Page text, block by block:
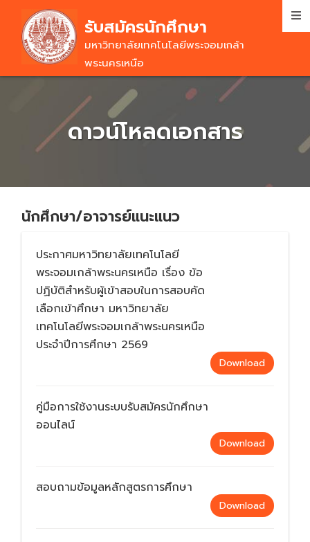
main
content
รับสมัครนักศึกษา
มหาวิทยาลัยเทคโนโลยีพระจอมเกล้า
พระนครเหนือ
ดาวน์โหลดเอกสาร
นักศึกษา/อาจารย์แนะแนว
ประกาศมหาวิทยาลัยเทคโนโลยี
พระจอมเกล้าพระนครเหนือ เรื่อง ข้อ
ปฏิบัติสำหรับผู้เข้าสอบในการสอบคัด
เลือกเข้าศึกษา มหาวิทยาลัย
เทคโนโลยีพระจอมเกล้าพระนครเหนือ
ประจำปีการศึกษา 2569
Download
คู่มือการใช้งานระบบรับสมัครนักศึกษา
ออนไลน์
Download
สอบถามข้อมูลหลักสูตรการศึกษา
Download